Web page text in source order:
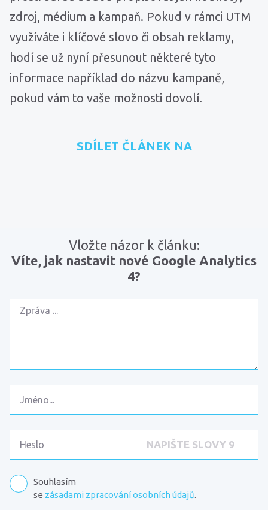
zdroj, médium a kampaň. Pokud v rámci UTM
využíváte i klíčové slovo či obsah reklamy,
hodí se už nyní přesunout některé tyto
informace například do názvu kampaně,
pokud vám to vaše možnosti dovolí.
SDÍLET ČLÁNEK NA
Vložte názor k článku:
Víte, jak nastavit nové Google Analytics
4?
Souhlasím
se zásadami zpracování osobních údajů.